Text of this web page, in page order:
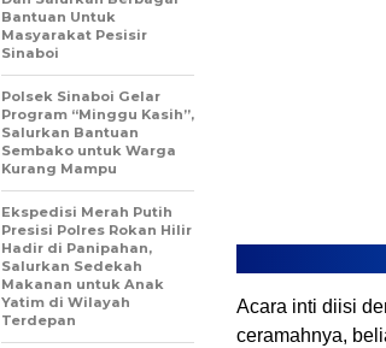
Acara inti diisi
ceramahnya,
Bantuan Untuk
Masyarakat Pesisir
Sinaboi
Polsek Sinaboi Gelar
Program “Minggu Kasih”,
Salurkan Bantuan
Sembako untuk Warga
Kurang Mampu
Ekspedisi Merah Putih
Presisi Polres Rokan Hilir
Hadir di Panipahan,
Salurkan Sedekah
Makanan untuk Anak
Yatim di Wilayah
Terdepan